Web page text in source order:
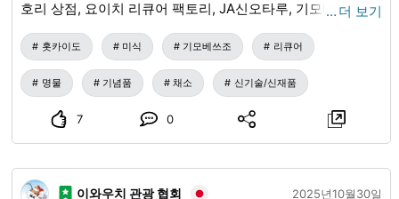
호리 상점, 요이치 리큐어 팩토리, JA신오타루, 기모베쓰 관광
협회의 협력으로 실현된 기모베쓰의 맛! 차갑게 해서 스트레
이트로 마시는 것을 추천합니다. 꼭 한번 맛보세요😊 판매 장
소: 세븐일레븐 기모베쓰초점, 기모베쓰 관광 협회
… 더 보기
홋카이도 미식 기모베쓰조 리큐어
명물 기념품 채소 신기술/신재품
7 0
이와우치 관광 협회 2025년10월30일